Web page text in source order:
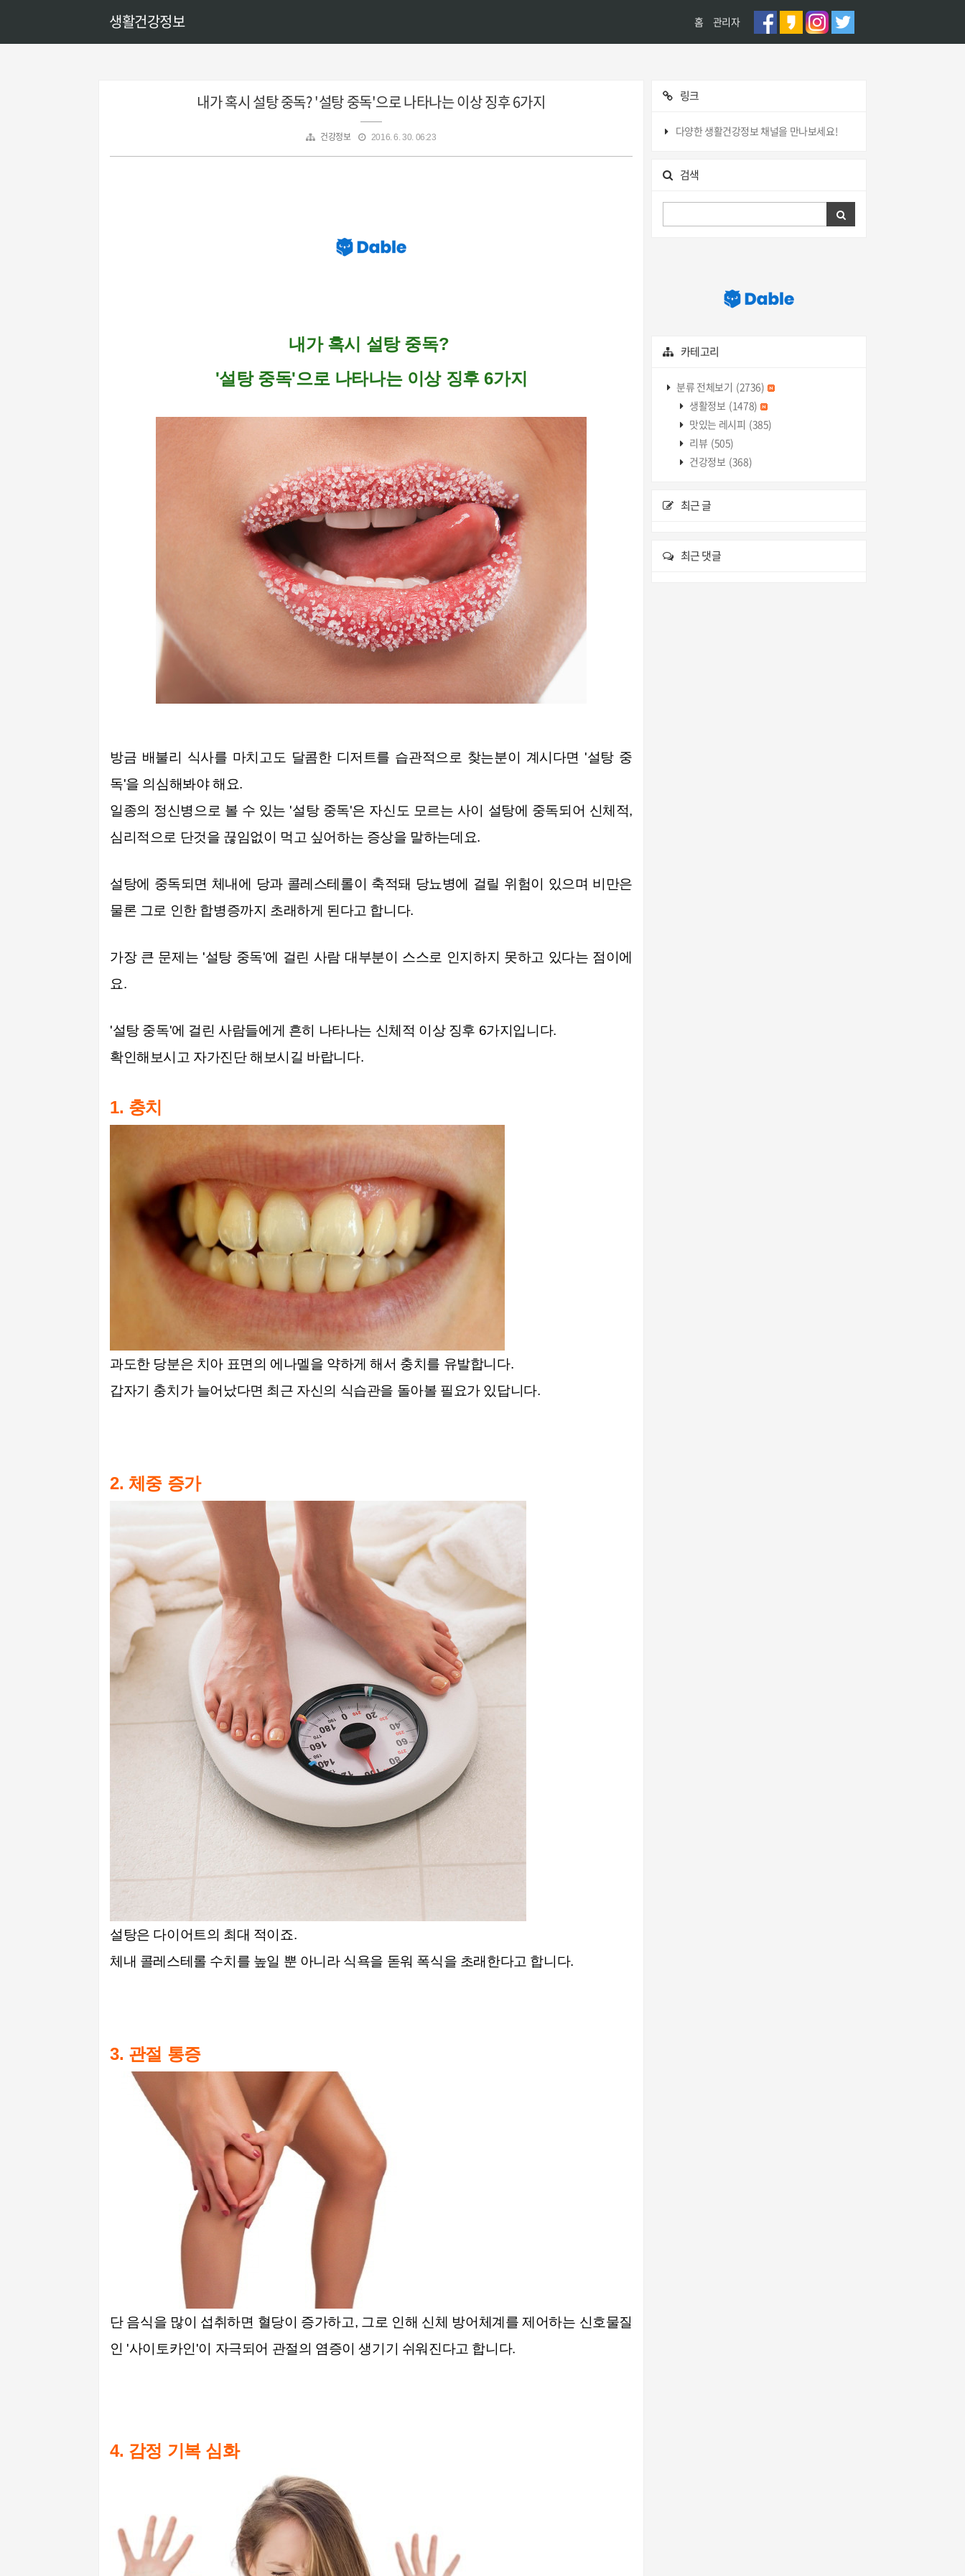
생활건강정보 홈 관리자
내가 혹시 설탕 중독? '설탕 중독'으로 나타나는 이상 징후 6가지
건강정보 2016. 6. 30. 06:23
내가 혹시 설탕 중독?
'설탕 중독'으로 나타나는 이상 징후 6가지
방금 배불리 식사를 마치고도 달콤한 디저트를 습관적으로 찾는분이 계시다면 '설탕 중
독'을 의심해봐야 해요.
일종의 정신병으로 볼 수 있는 '설탕 중독'은 자신도 모르는 사이 설탕에 중독되어 신체적,
심리적으로 단것을 끊임없이 먹고 싶어하는 증상을 말하는데요.
설탕에 중독되면 체내에 당과 콜레스테롤이 축적돼 당뇨병에 걸릴 위험이 있으며 비만은
물론 그로 인한 합병증까지 초래하게 된다고 합니다.
가장 큰 문제는 '설탕 중독'에 걸린 사람 대부분이 스스로 인지하지 못하고 있다는 점이에
요.
'설탕 중독'에 걸린 사람들에게 흔히 나타나는 신체적 이상 징후 6가지입니다.
확인해보시고 자가진단해보시길 바랍니다.
1. 충치
과도한 당분은 치아 표면의 에나멜을 약하게 해서 충치를 유발합니다.
갑자기 충치가 늘어났다면 최근 자신의 식습관을 돌아볼 필요가 있답니다.
2. 체중 증가
설탕은 다이어트의 최대 적이죠.
체내 콜레스테롤 수치를 높일 뿐 아니라 식욕을 돋워 폭식을 초래한다고 합니다.
3. 관절 통증
단 음식을 많이 섭취하면 혈당이 증가하고, 그로 인해 신체 방어체계를 제어하는 신호물질
인 '사이토카인'이 자극되어 관절의 염증이 생기기 쉬워진다고 합니다.
4. 감정 기복 심화
링크
다양한 생활건강정보 채널을 만나보세요!
검색
카테고리
분류 전체보기 (2736)
생활정보 (1478)
맛있는 레시피 (385)
리뷰 (505)
건강정보 (368)
최근 글
최근 댓글